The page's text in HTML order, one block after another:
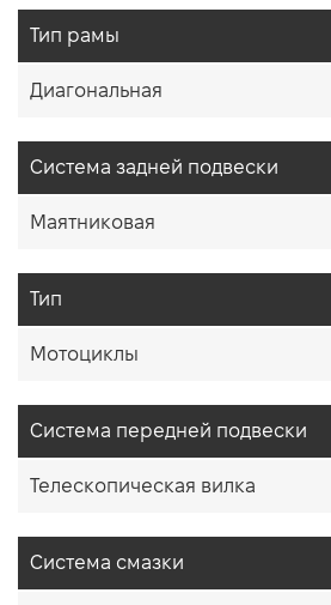
Тип рамы
Диагональная
Система задней подвески
Маятниковая
Тип
Мотоциклы
Система передней подвески
Телескопическая вилка
Система смазки